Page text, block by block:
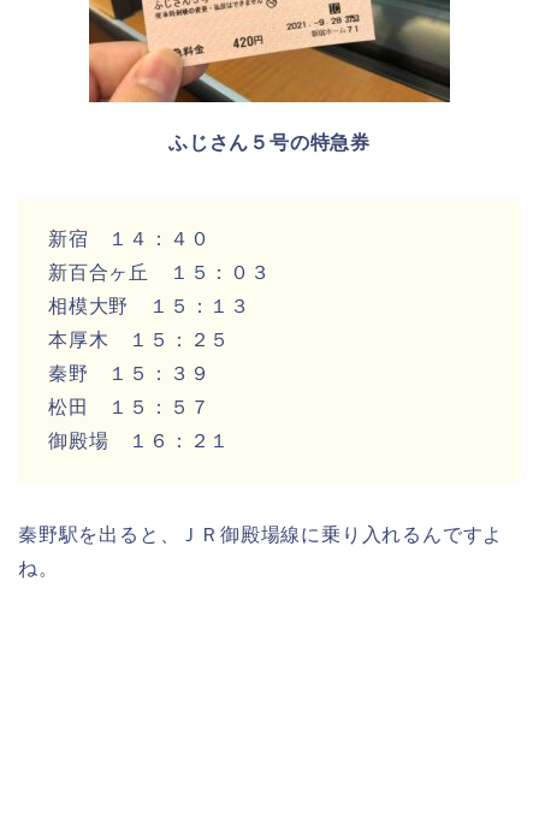
ふじさん５号の特急券
新宿 １４：４０
新百合ヶ丘 １５：０３
相模大野 １５：１３
本厚木 １５：２５
秦野 １５：３９
松田 １５：５７
御殿場 １６：２１
秦野駅を出ると、ＪＲ御殿場線に乗り入れるんですよ
ね。